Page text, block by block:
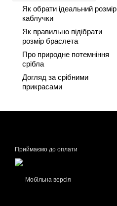
Як обрати ідеальний розмір
каблучки
Як правильно підібрати
розмір браслета
Про природне потемніння
срібла
Догляд за срібними
прикрасами
Приймаємо до оплати
Мобільна версія